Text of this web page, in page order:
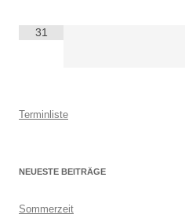
31
Terminliste
NEUESTE BEITRÄGE
Sommerzeit